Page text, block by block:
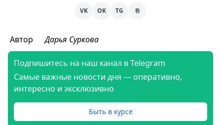
VK OK TG ⎘
Автор Дарья Суркова
Подпишитесь на наш канал в Telegram
Самые важные новости дня — оперативно,
интересно и эксклюзивно
Быть в курсе